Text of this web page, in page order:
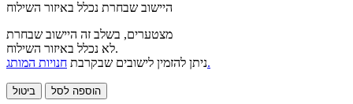
היישוב שבחרת נכלל באיזור השילוח
מצטערים, בשלב זה היישוב שבחרת
לא נכלל באיזור השילוח.
ניתן להזמין לישובים שבקרבתחנויות המותג.
ביטול הוספה לסל